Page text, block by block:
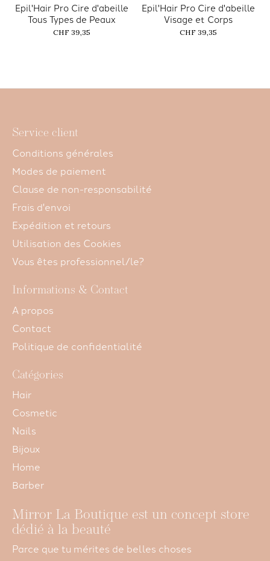
Epil'Hair Pro Cire d'abeille
Tous Types de Peaux
CHF 39,35
Epil'Hair Pro Cire d'abeille
Visage et Corps
CHF 39,35
Service client
Conditions générales
Modes de paiement
Clause de non-responsabilité
Frais d'envoi
Expédition et retours
Utilisation des Cookies
Vous êtes professionnel/le?
Informations & Contact
A propos
Contact
Politique de confidentialité
Catégories
Hair
Cosmetic
Nails
Bijoux
Home
Barber
Mirror La Boutique est un concept store
dédié à la beauté
Parce que tu mérites de belles choses